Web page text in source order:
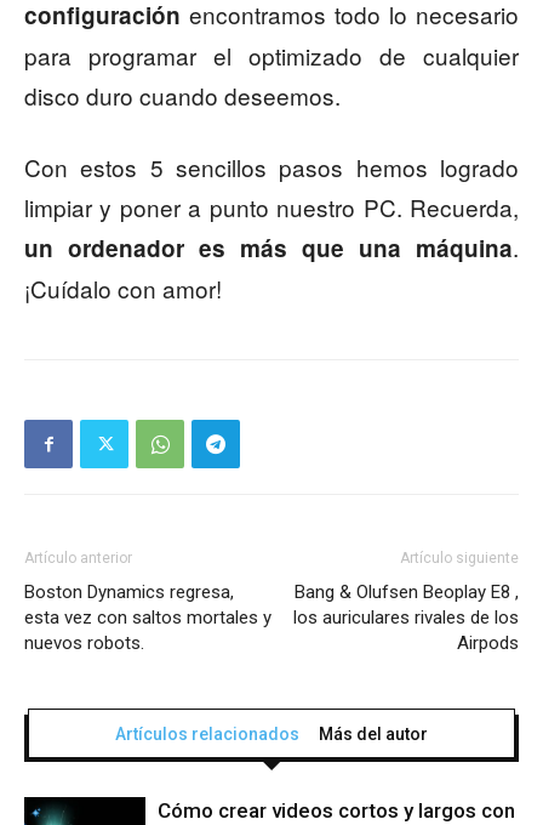
configuración encontramos todo lo necesario
para programar el optimizado de cualquier
disco duro cuando deseemos.
Con estos 5 sencillos pasos hemos logrado
limpiar y poner a punto nuestro PC. Recuerda,
un ordenador es más que una máquina.
¡Cuídalo con amor!
Artículo anterior
Boston Dynamics regresa,
esta vez con saltos mortales y
nuevos robots.
Artículo siguiente
Bang & Olufsen Beoplay E8 ,
los auriculares rivales de los
Airpods
Artículos relacionados Más del autor
Cómo crear videos cortos y largos con